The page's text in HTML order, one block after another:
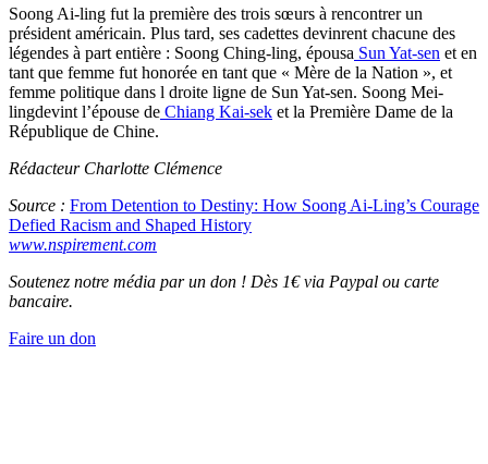
Soong Ai-ling fut la première des trois sœurs à rencontrer un
président américain. Plus tard, ses cadettes devinrent chacune des
légendes à part entière : Soong Ching-ling, épousa Sun Yat-sen et en
tant que femme fut honorée en tant que « Mère de la Nation », et
femme politique dans l droite ligne de Sun Yat-sen. Soong Mei-
lingdevint l’épouse de Chiang Kai-sek et la Première Dame de la
République de Chine.
Rédacteur Charlotte Clémence
Source : From Detention to Destiny: How Soong Ai-Ling’s Courage
Defied Racism and Shaped History
www.nspirement.com
Soutenez notre média par un don ! Dès 1€ via Paypal ou carte
bancaire.
Faire un don